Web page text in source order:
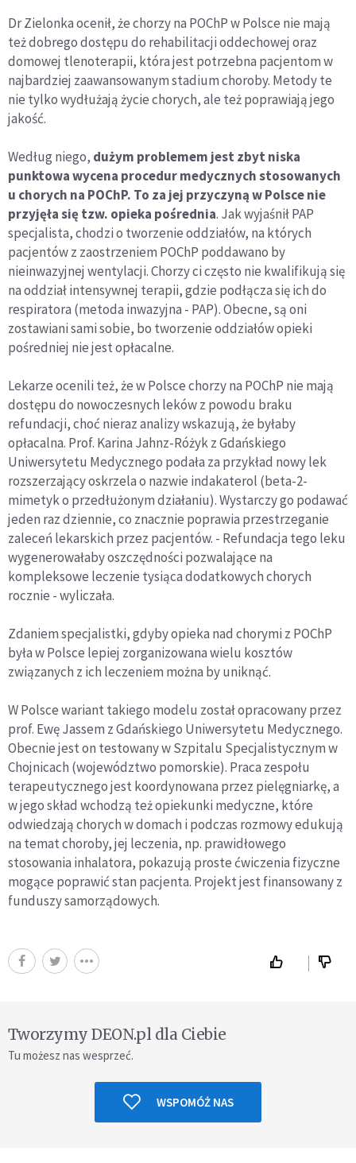
Dr Zielonka ocenił, że chorzy na POChP w Polsce nie mają
też dobrego dostępu do rehabilitacji oddechowej oraz
domowej tlenoterapii, która jest potrzebna pacjentom w
najbardziej zaawansowanym stadium choroby. Metody te
nie tylko wydłużają życie chorych, ale też poprawiają jego
jakość.
Według niego, dużym problemem jest zbyt niska
punktowa wycena procedur medycznych stosowanych
u chorych na POChP. To za jej przyczyną w Polsce nie
przyjęła się tzw. opieka pośrednia. Jak wyjaśnił PAP
specjalista, chodzi o tworzenie oddziałów, na których
pacjentów z zaostrzeniem POChP poddawano by
nieinwazyjnej wentylacji. Chorzy ci często nie kwalifikują się
na oddział intensywnej terapii, gdzie podłącza się ich do
respiratora (metoda inwazyjna - PAP). Obecne, są oni
zostawiani sami sobie, bo tworzenie oddziałów opieki
pośredniej nie jest opłacalne.
Lekarze ocenili też, że w Polsce chorzy na POChP nie mają
dostępu do nowoczesnych leków z powodu braku
refundacji, choć nieraz analizy wskazują, że byłaby
opłacalna. Prof. Karina Jahnz-Różyk z Gdańskiego
Uniwersytetu Medycznego podała za przykład nowy lek
rozszerzający oskrzela o nazwie indakaterol (beta-2-
mimetyk o przedłużonym działaniu). Wystarczy go podawać
jeden raz dziennie, co znacznie poprawia przestrzeganie
zaleceń lekarskich przez pacjentów. - Refundacja tego leku
wygenerowałaby oszczędności pozwalające na
kompleksowe leczenie tysiąca dodatkowych chorych
rocznie - wyliczała.
Zdaniem specjalistki, gdyby opieka nad chorymi z POChP
była w Polsce lepiej zorganizowana wielu kosztów
związanych z ich leczeniem można by uniknąć.
W Polsce wariant takiego modelu został opracowany przez
prof. Ewę Jassem z Gdańskiego Uniwersytetu Medycznego.
Obecnie jest on testowany w Szpitalu Specjalistycznym w
Chojnicach (województwo pomorskie). Praca zespołu
terapeutycznego jest koordynowana przez pielęgniarkę, a
w jego skład wchodzą też opiekunki medyczne, które
odwiedzają chorych w domach i podczas rozmowy edukują
na temat choroby, jej leczenia, np. prawidłowego
stosowania inhalatora, pokazują proste ćwiczenia fizyczne
mogące poprawić stan pacjenta. Projekt jest finansowany z
funduszy samorządowych.
Tworzymy DEON.pl dla Ciebie
Tu możesz nas wesprzeć.
WSPOMÓŻ NAS